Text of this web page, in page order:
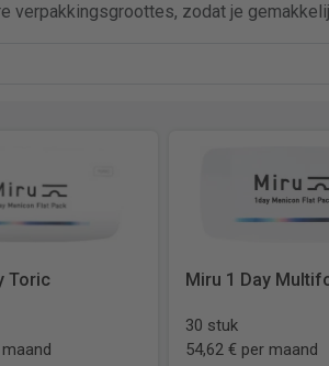
verpakkingsgroottes, zodat je
Toric Miru 1 Day
30 stuk
54,62 € per maand